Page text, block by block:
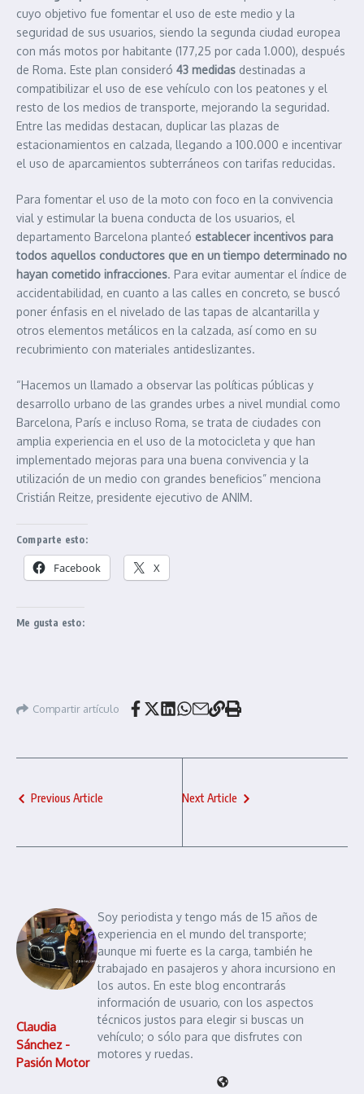
cuyo objetivo fue fomentar el uso de este medio y la
seguridad de sus usuarios, siendo la segunda ciudad europea
con más motos por habitante (177,25 por cada 1.000), después
de Roma. Este plan consideró 43 medidas destinadas a
compatibilizar el uso de ese vehículo con los peatones y el
resto de los medios de transporte, mejorando la seguridad.
Entre las medidas destacan, duplicar las plazas de
estacionamientos en calzada, llegando a 100.000 e incentivar
el uso de aparcamientos subterráneos con tarifas reducidas.
Para fomentar el uso de la moto con foco en la convivencia
vial y estimular la buena conducta de los usuarios, el
departamento Barcelona planteó establecer incentivos para
todos aquellos conductores que en un tiempo determinado no
hayan cometido infracciones. Para evitar aumentar el índice de
accidentabilidad, en cuanto a las calles en concreto, se buscó
poner énfasis en el nivelado de las tapas de alcantarilla y
otros elementos metálicos en la calzada, así como en su
recubrimiento con materiales antideslizantes.
“Hacemos un llamado a observar las políticas públicas y
desarrollo urbano de las grandes urbes a nivel mundial como
Barcelona, París e incluso Roma, se trata de ciudades con
amplia experiencia en el uso de la motocicleta y que han
implementado mejoras para una buena convivencia y la
utilización de un medio con grandes beneficios” menciona
Cristián Reitze, presidente ejecutivo de ANIM.
Comparte esto:
Facebook X
Me gusta esto:
Compartir artículo
Previous Article Next Article
Claudia
Sánchez -
Pasión Motor
Soy periodista y tengo más de 15 años de
experiencia en el mundo del transporte;
aunque mi fuerte es la carga, también he
trabajado en pasajeros y ahora incursiono en
los autos. En este blog encontrarás
información de usuario, con los aspectos
técnicos justos para elegir si buscas un
vehículo; o sólo para que disfrutes con
motores y ruedas.